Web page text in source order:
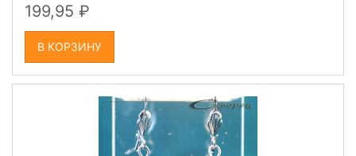
199,95
В КОРЗИНУ